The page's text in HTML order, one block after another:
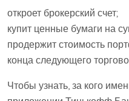
откроет брокерский счет;
купит ценные бумаги на
продержит стоимость
конца следующего
Чтобы узнать, за кого